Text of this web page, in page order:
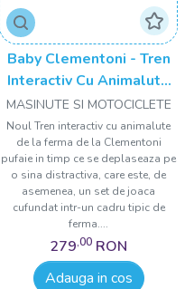
Baby Clementoni - Tren
Interactiv Cu Animalute
De La Ferma
MASINUTE SI MOTOCICLETE
Noul Tren interactiv cu animalute
de la ferma de la Clementoni
pufaie in timp ce se deplaseaza pe
o sina distractiva, care este, de
asemenea, un set de joaca
cufundat intr-un cadru tipic de
ferma....
279,00 RON
Adauga in cos